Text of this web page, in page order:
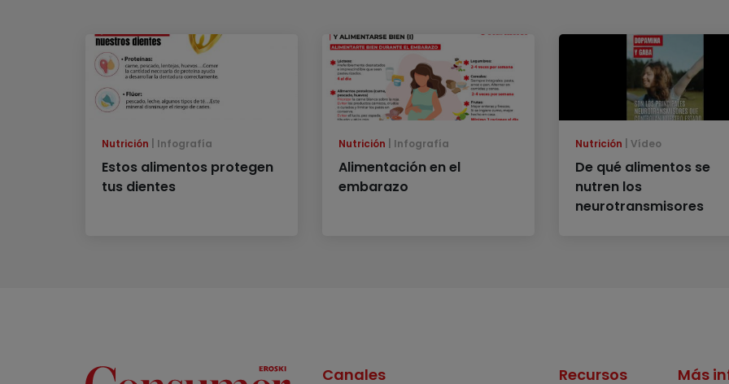
Nutrición Infografía
Estos alimentos protegen
tus dientes
Nutrición Infografía
Alimentación en el
embarazo
Nutrición Vídeo
De qué alimentos se
nutren los
neurotransmisores
Canales Recursos Más